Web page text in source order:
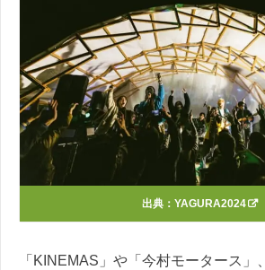
出典： YAGURA2024
「KINEMAS」や「今村モータース」